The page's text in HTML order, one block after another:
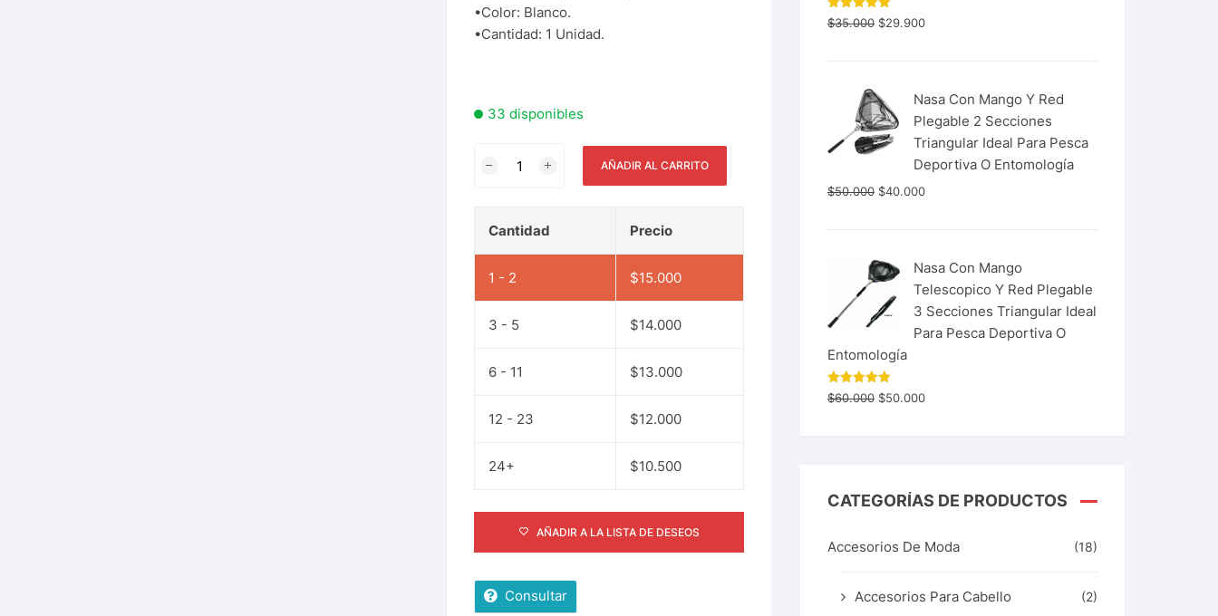
•Color: Blanco.
•Cantidad: 1 Unidad.
33 disponibles
AÑADIR AL CARRITO
Cantidad Precio
1 - 2 $15.000
3 - 5 $14.000
6 - 11 $13.000
12 - 23 $12.000
24+ $10.500
AÑADIR A LA LISTA DE DESEOS
Consultar
Valorado
con 5.00
$35.000 $29.900
Nasa Con Mango Y Red
Plegable 2 Secciones
Triangular Ideal Para Pesca
Deportiva O Entomología
$50.000 $40.000
Nasa Con Mango
Telescopico Y Red Plegable
3 Secciones Triangular Ideal
Para Pesca Deportiva O
Entomología
Valorado
con 5.00
$60.000 $50.000
CATEGORÍAS DE PRODUCTOS
Accesorios De Moda (18)
Accesorios Para Cabello (2)